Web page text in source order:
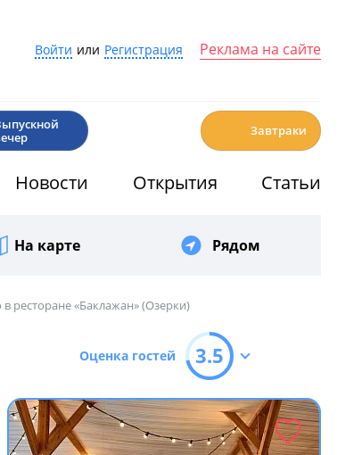
Войти или Регистрация Реклама на сайте
Завтраки
Новости Открытия Статьи
На карте Рядом
ресторане «Баклажан» (Озерки)
Оценка гостей 3.5